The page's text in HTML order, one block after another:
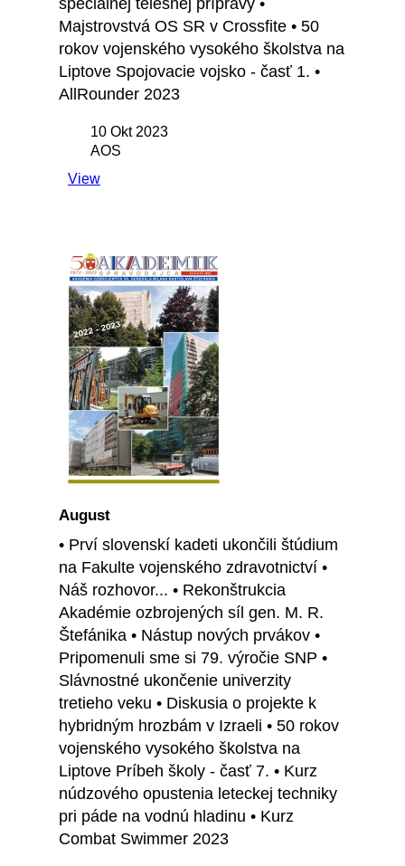
špeciálnej telesnej prípravy •
Majstrovstvá OS SR v Crossfite • 50
rokov vojenského vysokého školstva na
Liptove Spojovacie vojsko - časť 1. •
AllRounder 2023
10 Okt 2023
AOS
View
August
• Prví slovenskí kadeti ukončili štúdium
na Fakulte vojenského zdravotnictví •
Náš rozhovor... • Rekonštrukcia
Akadémie ozbrojených síl gen. M. R.
Štefánika • Nástup nových prvákov •
Pripomenuli sme si 79. výročie SNP •
Slávnostné ukončenie univerzity
tretieho veku • Diskusia o projekte k
hybridným hrozbám v Izraeli • 50 rokov
vojenského vysokého školstva na
Liptove Príbeh školy - časť 7. • Kurz
núdzového opustenia leteckej techniky
pri páde na vodnú hladinu • Kurz
Combat Swimmer 2023